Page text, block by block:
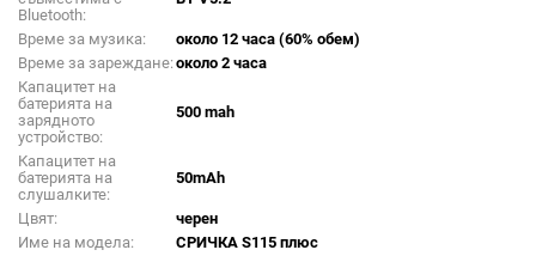
Bluetooth:
Време за музика:
около 12 часа (60% обем)
Време за зареждане: около 2 часа
Капацитет на
батерията на
зарядното
устройство:
500 mah
Капацитет на
батерията на
слушалките:
50mAh
Цвят:
черен
Име на модела:
СРИЧКА S115 плюс